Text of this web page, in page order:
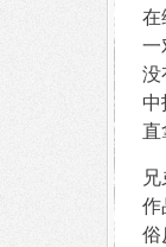
在
一
没
俗